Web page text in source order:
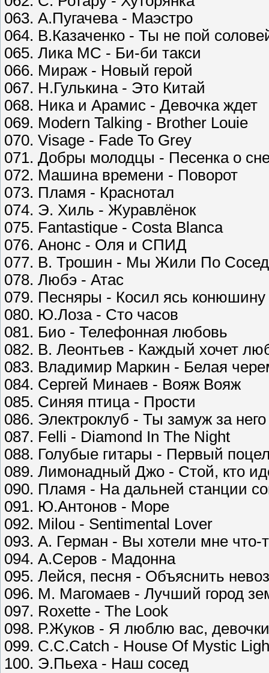
063. А.Пугачева - Маэстро
064. В.Казаченко - Ты не пой
065. Лика МС - Би-би такси
066. Мираж - Новый герой
067. Н.Гулькина - Это Китай
068. Ника и Арамис - Девочка ждет
069. Modern Talking - Brother Louie
070. Visage - Fade To Grey
071. Добры молодцы - Песенка о
072. Машина времени - Поворот
073. Пламя - Краснотал
074. Э. Хиль - Журавлёнок
075. Fantastique - Costa Blanca
076. Анонс - Оля и СПИД
077. В. Трошин - Мы Жили По
078. Любэ - Атас
079. Песняры - Косил ясь конюшину
080. Ю.Лоза - Сто часов
081. Био - Телефонная любовь
082. В. Леонтьев - Каждый хочет
083. Владимир Маркин - Белая
084. Сергей Минаев - Вояж Вояж
085. Синяя птица - Прости
086. Электроклуб - Ты замуж за
087. Felli - Diamond In The Night
088. Голубые гитары - Первый
089. Лимонадный Джо - Стой, кто
090. Пламя - На дальней станции
091. Ю.Антонов - Море
092. Milou - Sentimental Lover
093. А. Герман - Вы хотели мне что-
094. А.Серов - Мадонна
095. Лейся, песня - Объяснить
096. М. Магомаев - Лучший город
097. Roxette - The Look
098. Р.Жуков - Я люблю вас, девочки
099. C.C.Catch - House Of Mystic
100. Э.Пьеха - Наш сосед